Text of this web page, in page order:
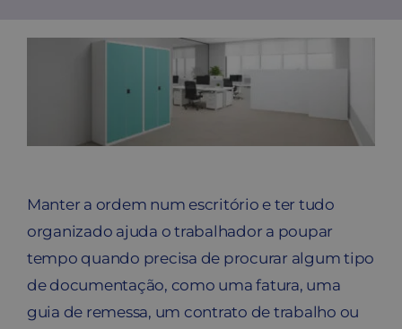
Buscar
Manter a ordem num escritório e ter tudo
organizado ajuda o trabalhador a poupar
tempo quando precisa de procurar algum tipo
de documentação, como uma fatura, uma
guia de remessa, um contrato de trabalho ou